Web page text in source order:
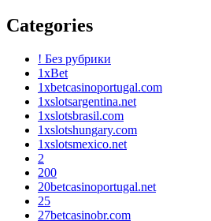
Categories
! Без рубрики
1xBet
1xbetcasinoportugal.com
1xslotsargentina.net
1xslotsbrasil.com
1xslotshungary.com
1xslotsmexico.net
2
200
20betcasinoportugal.net
25
27betcasinobr.com